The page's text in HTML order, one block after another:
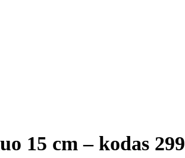
15 cm – kodas 299